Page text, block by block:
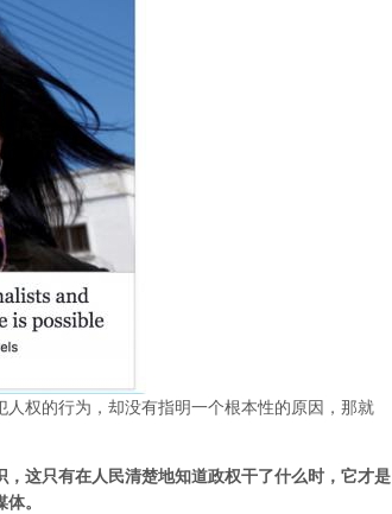
权的行为，却没有指明一个根本性的原因，那就
这只有在人民清楚地知道政权干了什么时，它才是
。